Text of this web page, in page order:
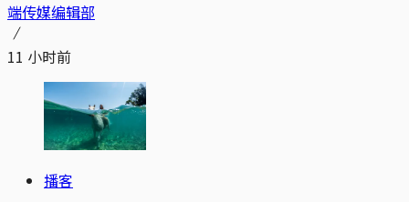
端传媒编辑部
11 小时前
播客